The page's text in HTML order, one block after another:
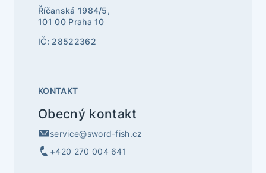
Říčanská 1984/5,
101 00 Praha 10
IČ: 28522362
KONTAKT
Obecný kontakt
service@sword-fish.cz
+420 270 004 641